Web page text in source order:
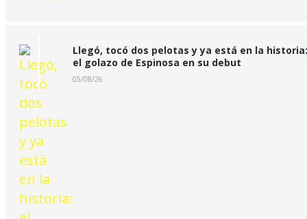
Llegó, tocó dos pelotas y ya está en la historia:
el golazo de Espinosa en su debut
05/08/26